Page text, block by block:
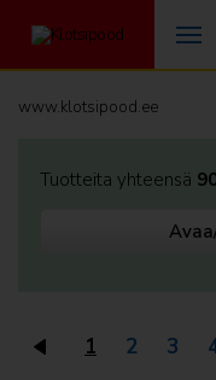
www.klotsipood.ee
Tuotteita yhteensä
1 2 3
LAHJAKORTTI